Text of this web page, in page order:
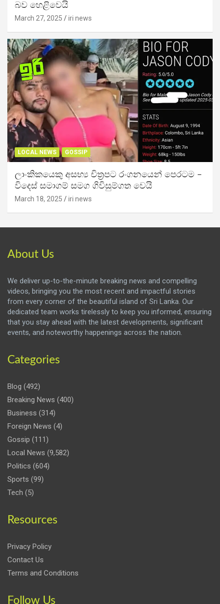
බව හෙළිවෙයි
March 27, 2025 iri news
LOCAL NEWS GOSSIP
ලාංකිකයෙකු අසභ්‍ය චිත්‍රපට රංගනයෙන් පෙරටම –
විදෙස් සමාගම් සමග ගිවිසුම්ගත වෙයි
March 18, 2025 iri news
About Us
We deliver up-to-the-minute breaking news and compelling
videos, bringing you the most recent and impactful stories
from every corner of the beautiful island of Sri Lanka. Our
dedicated team works tirelessly to keep you informed, ensuring
that you stay ahead with the latest developments, significant
events, and noteworthy happenings across the nation.
Categories
Blog (492)
Breaking News (400)
Business (314)
Foreign News (4)
Gossip (111)
Local News (9,582)
Politics (604)
Sports (99)
Tech (5)
Resources
Privacy Policy
Contact Us
Terms and Conditions
Follow Us